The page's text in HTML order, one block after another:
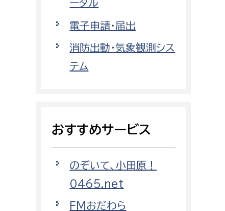
都市政策課
消防総務課
予防課
ータル
電子申請・届出
消防出動・気象観測シス
テム
おすすめサービス
のぞいて、小田原！
0465.net
FMおだわら